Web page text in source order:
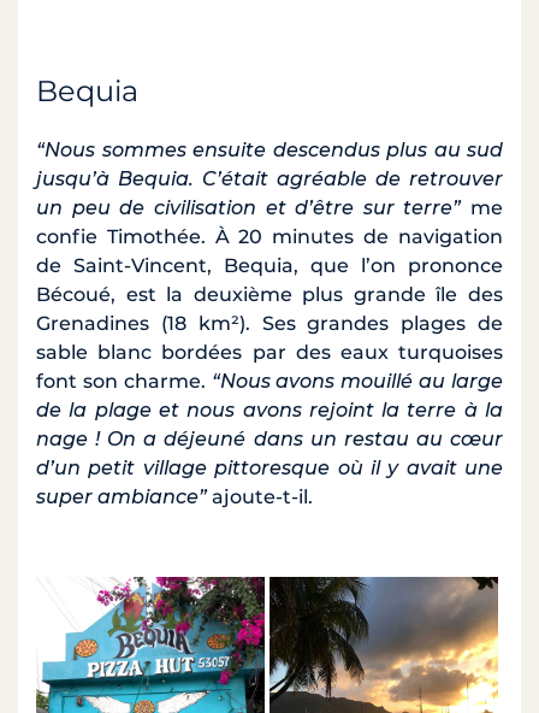
Bequia
“Nous sommes ensuite descendus plus au sud
jusqu’à Bequia. C’était agréable de retrouver
un peu de civilisation et d’être sur terre”me
confie Timothée. À 20 minutes de navigation
de Saint-Vincent, Bequia, que l’on prononce
Bécoué, est la deuxième plus grande île des
Grenadines (18 km²). Ses grandes plages de
sable blanc bordées par des eaux turquoises
font son charme. “Nous avons mouillé au large
de la plage et nous avons rejoint la terre à la
nage ! On a déjeuné dans un restau au cœur
d’un petit village pittoresque où il y avait une
super ambiance”ajoute-t-il.